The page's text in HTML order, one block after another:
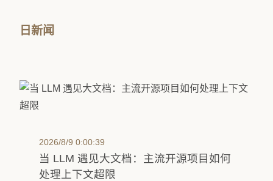
日新闻
2026/8/9 0:00:39
当 LLM 遇见大文档：主流开源项目如何
处理上下文超限